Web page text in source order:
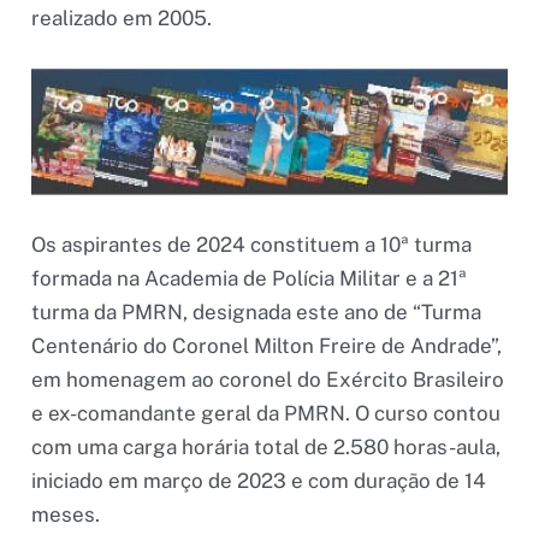
realizado em 2005.
Os aspirantes de 2024 constituem a 10ª turma
formada na Academia de Polícia Militar e a 21ª
turma da PMRN, designada este ano de “Turma
Centenário do Coronel Milton Freire de Andrade”,
em homenagem ao coronel do Exército Brasileiro
e ex-comandante geral da PMRN. O curso contou
com uma carga horária total de 2.580 horas-aula,
iniciado em março de 2023 e com duração de 14
meses.